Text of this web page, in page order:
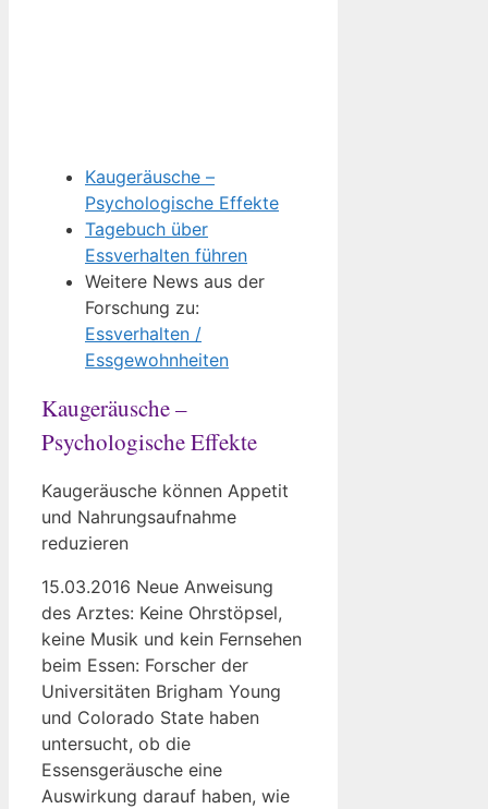
Kaugeräusche –
Psychologische Effekte
Tagebuch über
Essverhalten führen
Weitere News aus der
Forschung zu:
Essverhalten /
Essgewohnheiten
Kaugeräusche –
Psychologische Effekte
Kaugeräusche können Appetit
und Nahrungsaufnahme
reduzieren
15.03.2016 Neue Anweisung
des Arztes: Keine Ohrstöpsel,
keine Musik und kein Fernsehen
beim Essen: Forscher der
Universitäten Brigham Young
und Colorado State haben
untersucht, ob die
Essensgeräusche eine
Auswirkung darauf haben, wie